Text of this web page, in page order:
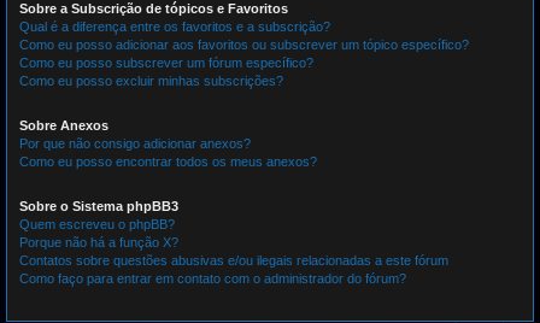
Sobre a Subscrição de tópicos e Favoritos
Qual é a diferença entre os favoritos e a subscrição?
Como eu posso adicionar aos favoritos ou subscrever um tópico específico?
Como eu posso subscrever um fórum específico?
Como eu posso excluir minhas subscrições?
Sobre Anexos
Por que não consigo adicionar anexos?
Como eu posso encontrar todos os meus anexos?
Sobre o Sistema phpBB3
Quem escreveu o phpBB?
Porque não há a função X?
Contatos sobre questões abusivas e/ou ilegais relacionadas a este fórum
Como faço para entrar em contato com o administrador do fórum?